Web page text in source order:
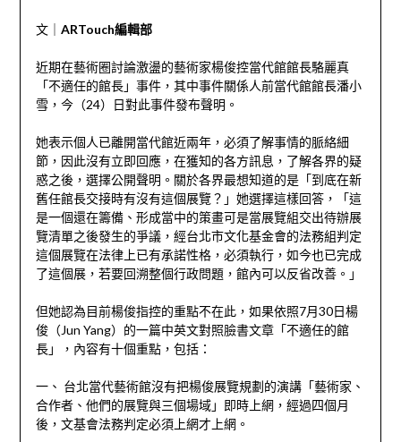
文｜ ARTouch編輯部
近期在藝術圈討論激盪的藝術家楊俊控當代館館長駱麗真
「不適任的館長」事件，其中事件關係人前當代館館長潘小
雪，今（24）日對此事件發布聲明。
她表示個人已離開當代館近兩年，必須了解事情的脈絡細
節，因此沒有立即回應，在獲知的各方訊息，了解各界的疑
惑之後，選擇公開聲明。關於各界最想知道的是「到底在新
舊任館長交接時有沒有這個展覽？」她選擇這樣回答，「這
是一個還在籌備、形成當中的策畫可是當展覽組交出待辦展
覽清單之後發生的爭議，經台北市文化基金會的法務組判定
這個展覽在法律上已有承諾性格，必須執行，如今也已完成
了這個展，若要回溯整個行政問題，館內可以反省改善。」
但她認為目前楊俊指控的重點不在此，如果依照7月30日楊
俊（Jun Yang）的一篇中英文對照臉書文章「不適任的館
長」，內容有十個重點，包括：
一、 台北當代藝術館沒有把楊俊展覽規劃的演講「藝術家、
合作者、他們的展覽與三個場域」即時上網，經過四個月
後，文基會法務判定必須上網才上網。